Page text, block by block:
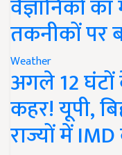
वैज्ञानिकों
तकनीकों पर
Weather
अगले 12 घंटों
कहर! यूपी,
राज्यों में